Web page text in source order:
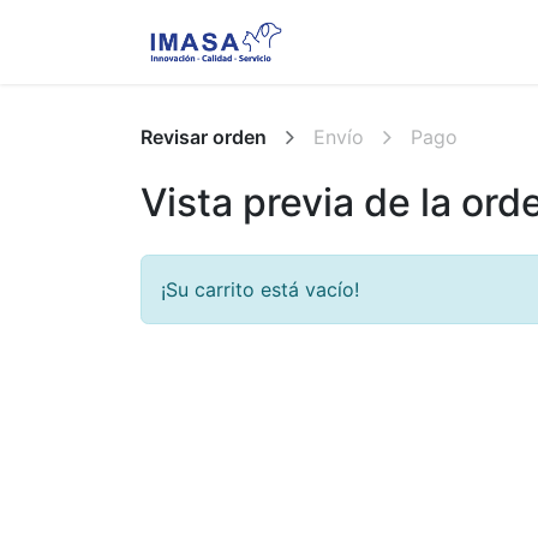
Revisar orden Envío Pago
Vista previa de la
¡Su carrito está vacío!